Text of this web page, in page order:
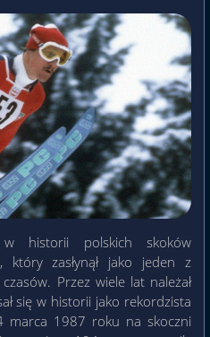
historii polskich skoków
który zasłynął jako jeden z
Przez wiele lat należał
się w historii jako rekordzista
marca 1987 roku na skoczni